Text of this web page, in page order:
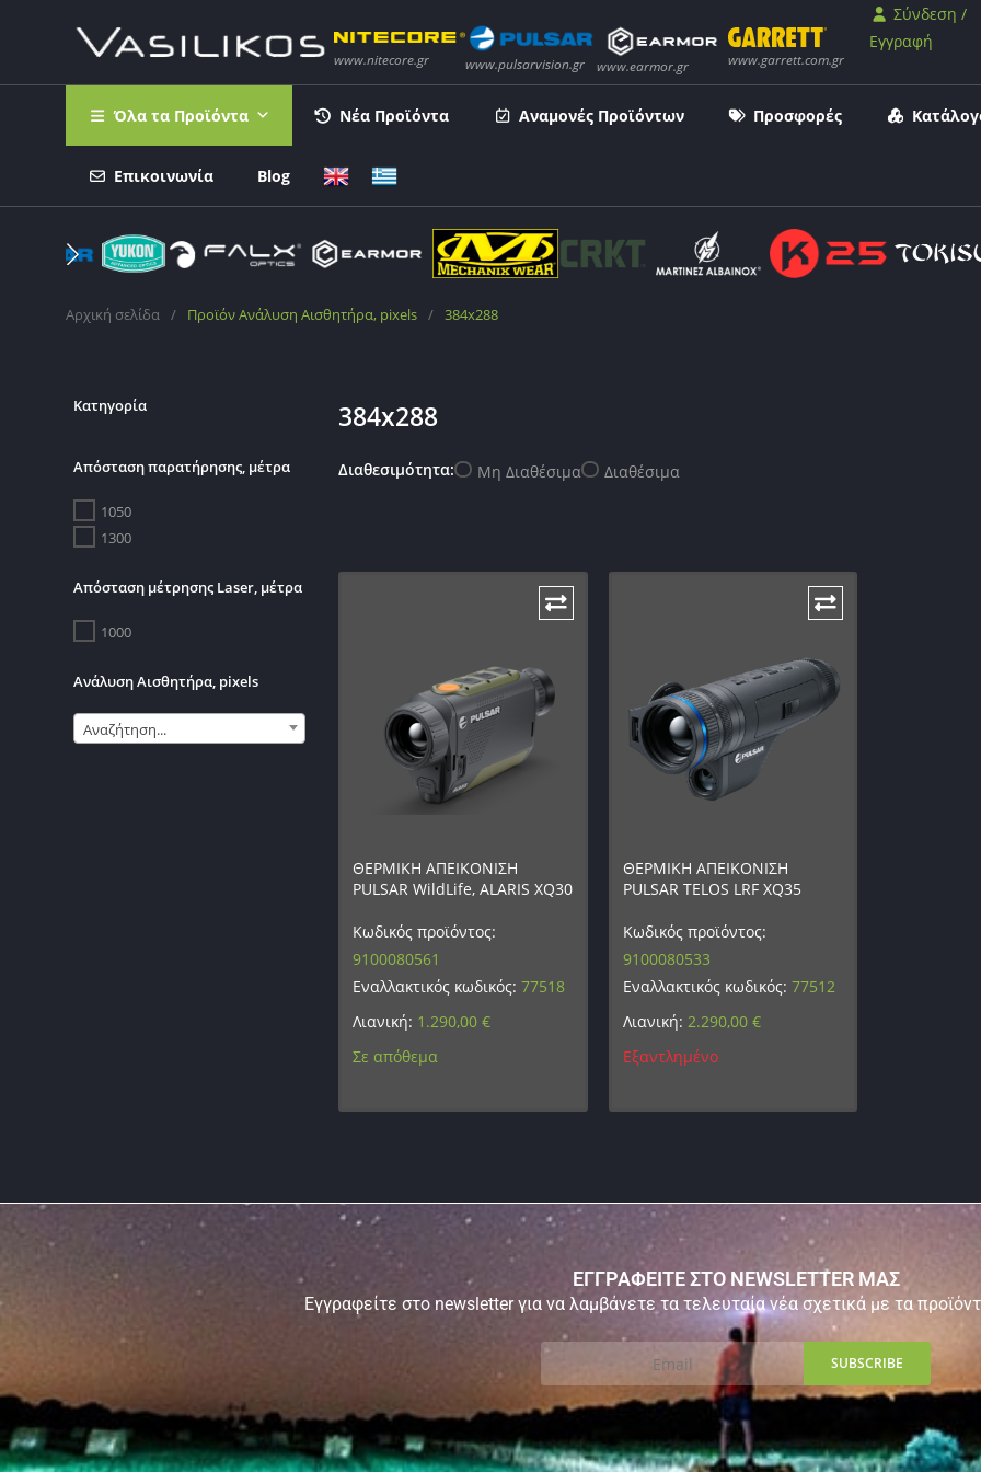
Σύνδεση /
Εγγραφή
Όλα τα Προϊόντα Νέα Προϊόντα Αναμονές Προϊόντων Προσφορές
Επικοινωνία Blog
Αρχική σελίδα / Προϊόν Ανάλυση Αισθητήρα, pixels / 384x288
384x288
Διαθεσιμότητα: Μη Διαθέσιμα Διαθέσιμα
ΘΕΡΜΙΚΗ ΑΠΕΙΚΟΝΙΣΗ
PULSAR WildLife, ALARIS XQ30
Κωδικός προϊόντος:
9100080561
Εναλλακτικός κωδικός:77518
Λιανική: 1.290,00€
Σε απόθεμα
ΘΕΡΜΙΚΗ ΑΠΕΙΚΟΝΙΣΗ
PULSAR TELOS LRF XQ35
Κωδικός προϊόντος:
9100080533
Εναλλακτικός κωδικός: 77512
Λιανική: 2.290,00 €
Εξαντλημένο
Κατηγορία
Απόσταση παρατήρησης, μέτρα
1050
1300
Απόσταση μέτρησης Laser, μέτρα
1000
Ανάλυση Αισθητήρα, pixels
Αναζήτηση...
ΕΓΓΡΑΦΕΙΤΕ ΣΤΟ NEWSLETTER ΜΑΣ
Εγγραφείτε στο newsletter για να λαμβάνετε τα τελευταία νέα σχετικά με τα